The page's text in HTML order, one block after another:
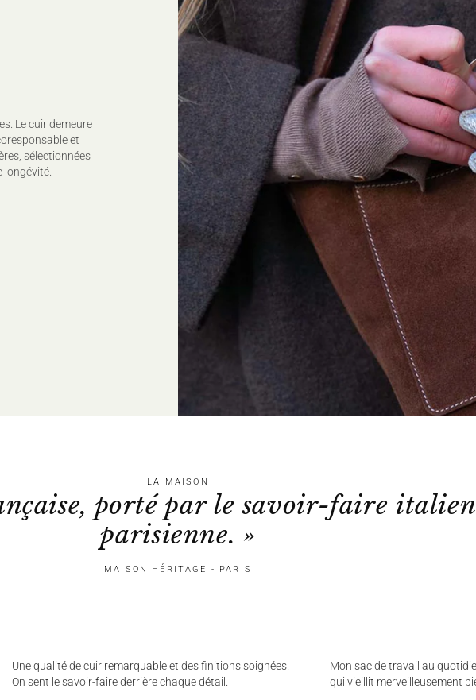
Le cuir demeure
et
sélectionnées
longévité.
LA MAISON
porté par le savoir-faire italien
parisienne. »
MAISON HÉRITAGE - PARIS
Une qualité de cuir remarquable et des finitions soignées.
On sent le savoir-faire derrière chaque détail.
Mon sac de travail au
qui vieillit merveilleusement